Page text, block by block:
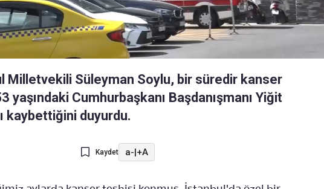
Milletvekili Süleyman Soylu, bir süredir kanser
yaşındaki Cumhurbaşkanı Başdanışmanı Yiğit
kaybettiğini duyurdu.
Kaydet a-|+A